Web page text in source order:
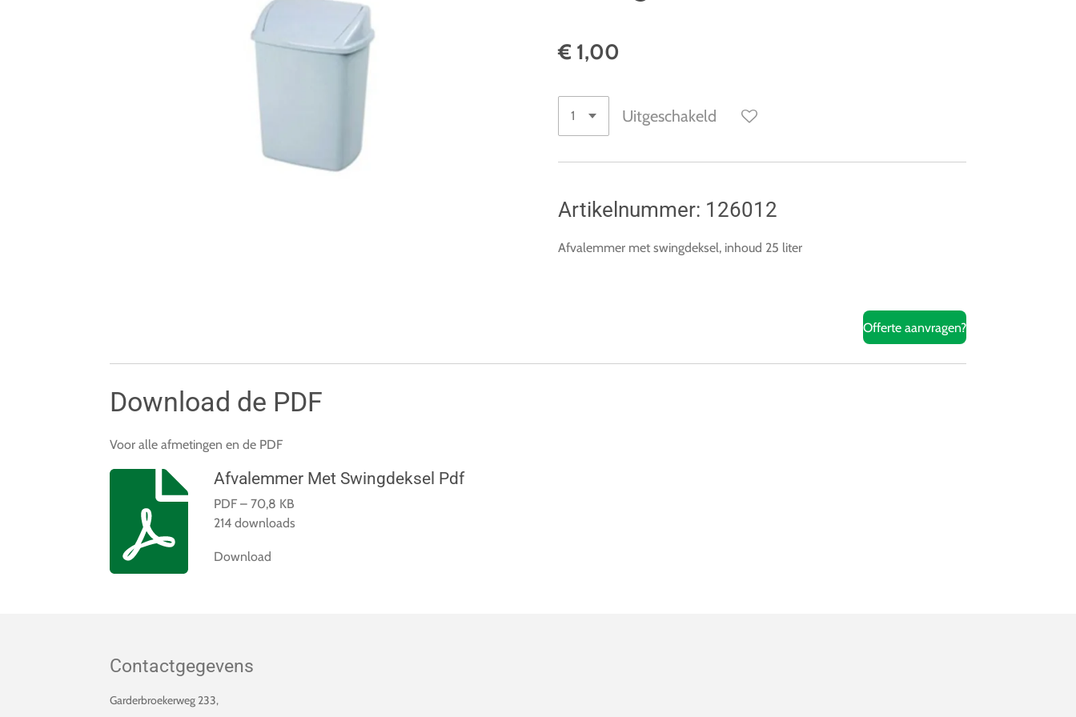
€ 1,00
Uitgeschakeld
Artikelnummer: 126012
Afvalemmer met swingdeksel, inhoud 25 liter
Offerte aanvragen?
Download de PDF
Voor alle afmetingen en de PDF
Afvalemmer Met Swingdeksel Pdf
PDF – 70,8 KB
214 downloads
Download
Contactgegevens
Garderbroekerweg 233,